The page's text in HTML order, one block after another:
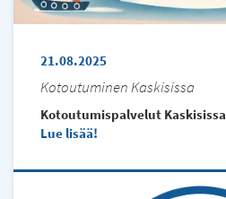
21.08.2025
Kotoutuminen Kaskisissa
Kotoutumispalvelut Kaskisissa
Lue lisää